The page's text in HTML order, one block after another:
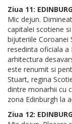
Ziua 11:
Mic dejun.
capitalei scotiene
bijuteriile Coroanei
resedinta oficiala a
arhitectura
este renumit si
Stuart, regina
dintre monarhii cu
zona Edinburgh la
Ziua 12: